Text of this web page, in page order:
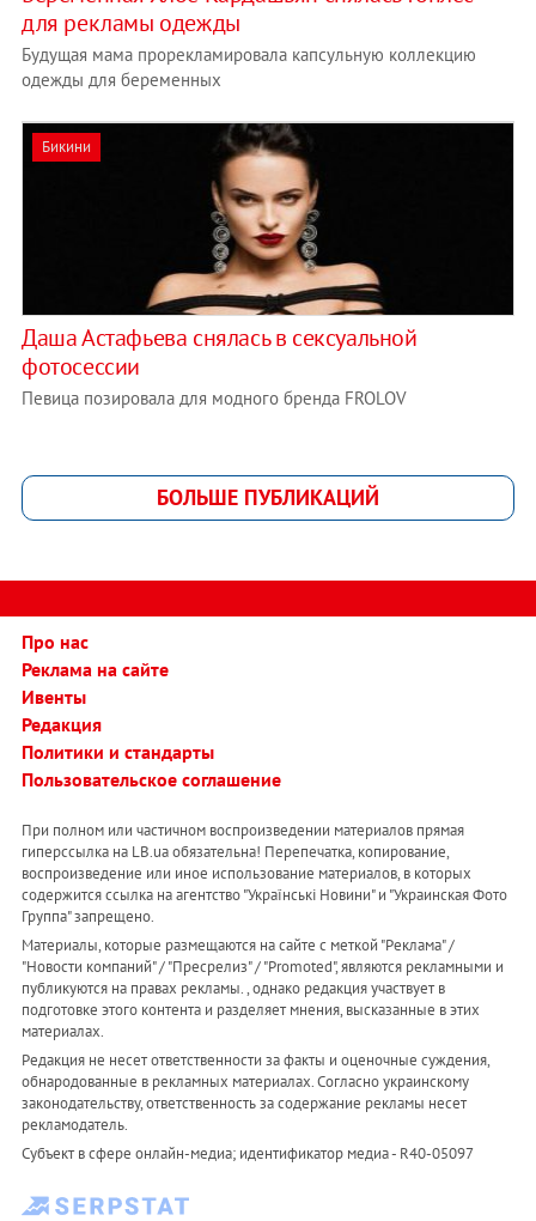
для рекламы одежды
Будущая мама прорекламировала капсульную коллекцию
одежды для беременных
Бикини
Даша Астафьева снялась в сексуальной
фотосессии
Певица позировала для модного бренда FROLOV
БОЛЬШЕ ПУБЛИКАЦИЙ
Про нас
Реклама на сайте
Ивенты
Редакция
Политики и стандарты
Пользовательское соглашение
При полном или частичном воспроизведении материалов прямая
гиперссылка на LB.ua обязательна! Перепечатка, копирование,
воспроизведение или иное использование материалов, в которых
содержится ссылка на агентство "Українськi Новини" и "Украинская Фото
Группа" запрещено.
Материалы, которые размещаются на сайте с меткой "Реклама" /
"Новости компаний" / "Пресрелиз" / "Promoted", являются рекламными и
публикуются на правах рекламы. , однако редакция участвует в
подготовке этого контента и разделяет мнения, высказанные в этих
материалах.
Редакция не несет ответственности за факты и оценочные суждения,
обнародованные в рекламных материалах. Согласно украинскому
законодательству, ответственность за содержание рекламы несет
рекламодатель.
Субъект в сфере онлайн-медиа; идентификатор медиа - R40-05097